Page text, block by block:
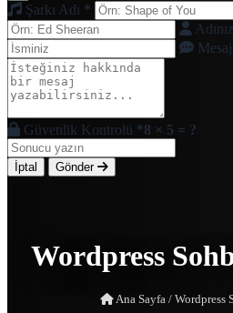
Şarkı Adı *
Güvenlik Kontrolü *8 × 5 = ?
İptal Gönder
Wordpress
Ana Sayfa /Wordpress